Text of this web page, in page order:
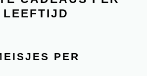
LEEFTIJD
PER